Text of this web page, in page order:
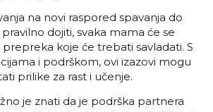
na novi raspored spavanja do
dojiti, svaka mama će se
prepreka koje će trebati savladati. S
i podrškom, ovi izazovi mogu
prilike za rast i učenje.
je znati da je podrška partnera